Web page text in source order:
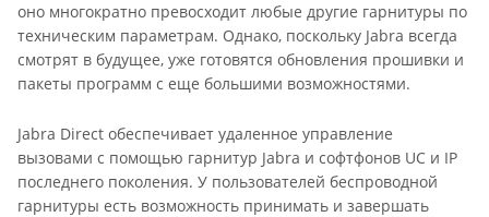
оно многократно превосходит любые другие гарнитуры по
техническим параметрам. Однако, поскольку Jabra всегда
смотрят в будущее, уже готовятся обновления прошивки и
пакеты программ с еще большими возможностями.
Jabra Direct обеспечивает удаленное управление
вызовами с помощью гарнитур Jabra и софтфонов UC и IP
последнего поколения. У пользователей беспроводной
гарнитуры есть возможность принимать и завершать